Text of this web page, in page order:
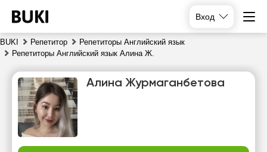
Вход
BUKI Репетитор
Репетиторы Английский язык
Репетиторы Английский язык Алина Ж.
Алина Журмаганбетова